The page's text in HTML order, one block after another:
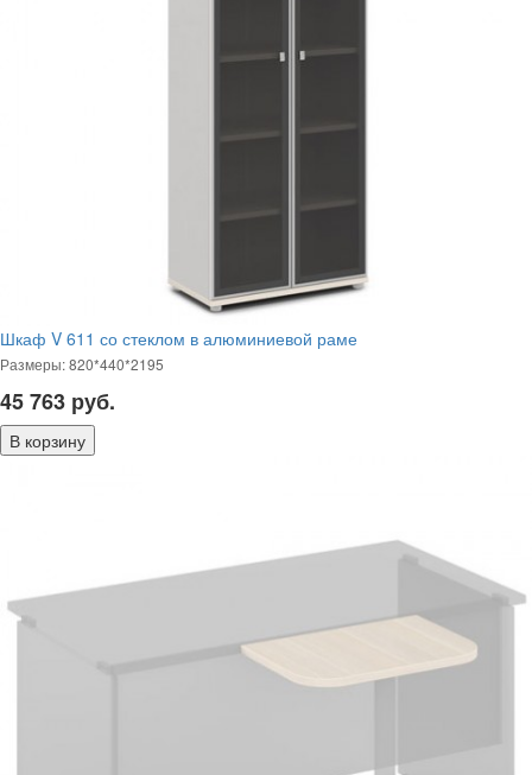
Шкаф V 611 со стеклом в алюминиевой раме
Размеры: 820*440*2195
45 763 руб.